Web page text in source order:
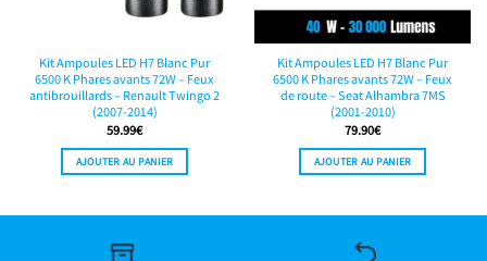
Kit Ampoules LED H7 Blanc Pur
6500 K Phares avants 72W – Feux
antibrouillards – Renault Twingo 2
(2007-2014)
59.99€
AJOUTER AU PANIER
Kit Ampoules LED H7 Blanc Pur
6500 K Phares avants 72W – Feux
de route – Seat Alhambra 7MS
(2001-2010)
79.90€
AJOUTER AU PANIER